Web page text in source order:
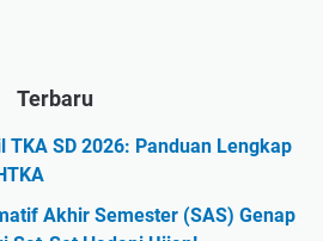
Terbaru
TKA SD 2026: Panduan Lengkap
Akhir Semester (SAS) Genap